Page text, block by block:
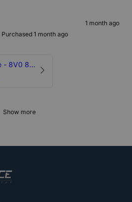
1 month ago
Purchased 1 month ago
Radhausschale - 8V0 821 191 C - Original Ersatzteil für Audi RS3 Sportback
Show more